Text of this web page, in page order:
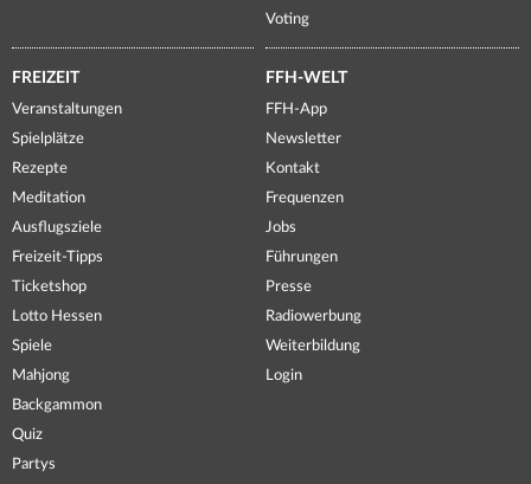
Voting
FREIZEIT
Veranstaltungen
Spielplätze
Rezepte
Meditation
Ausflugsziele
Freizeit-Tipps
Ticketshop
Lotto Hessen
Spiele
Mahjong
Backgammon
Quiz
Partys
FFH-WELT
FFH-App
Newsletter
Kontakt
Frequenzen
Jobs
Führungen
Presse
Radiowerbung
Weiterbildung
Login